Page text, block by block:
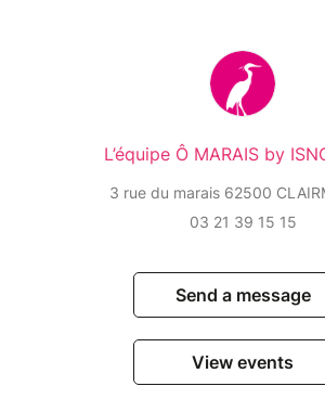
L’équipe Ô MARAIS by
3 rue du marais 62500
03 21 39 15 15
Send a message
View events